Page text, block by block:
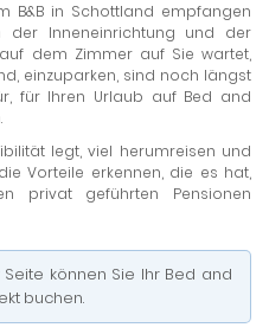
B&B in Schottland empfangen
der Inneneinrichtung und der
dem Zimmer auf Sie wartet,
einzuparken, sind noch längst
für Ihren Urlaub auf Bed and
legt, viel herumreisen und
Vorteile erkennen, die es hat,
privat geführten Pensionen
können Sie Ihr Bed and
buchen.